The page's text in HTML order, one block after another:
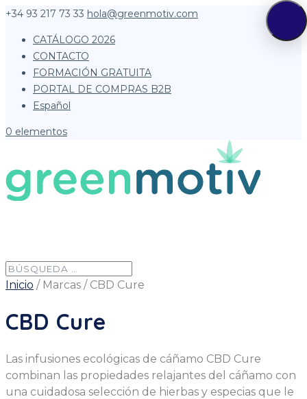
+34 93 217 73 33 hola@greenmotiv.com
CATÁLOGO 2026
CONTACTO
FORMACIÓN GRATUITA
PORTAL DE COMPRAS B2B
Español
0 elementos
Inicio / Marcas / CBD Cure
CBD Cure
Las infusiones ecológicas de cáñamo CBD Cure
combinan las propiedades relajantes del cáñamo con
una cuidadosa selección de hierbas y especias que le